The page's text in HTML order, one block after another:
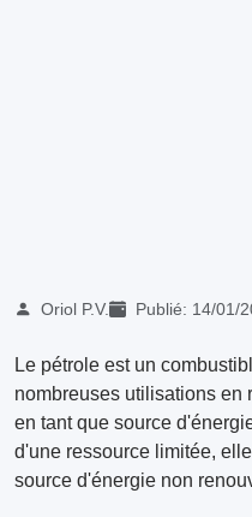
Oriol P.V. Publié: 14/01/
Le pétrole est un
nombreuses utilisations en
en tant que source
d'une ressource limitée,
source d'énergie non